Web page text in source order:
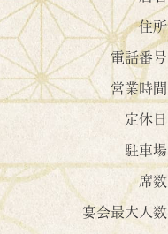
住所
電話番号
営業時間
定休日
駐車場
席数
宴会最大人数